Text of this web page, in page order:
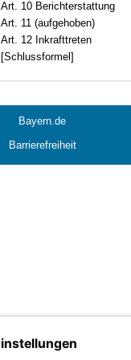
Art. 10 Berichterstattung
Art. 11 (aufgehoben)
Art. 12 Inkrafttreten
[Schlussformel]
Bayern.de
Barrierefreiheit